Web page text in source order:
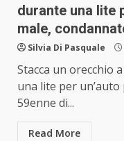
durante una lite
male,
Silvia Di Pasquale
Stacca un orecchio
una lite per un’auto
59enne di...
Read More